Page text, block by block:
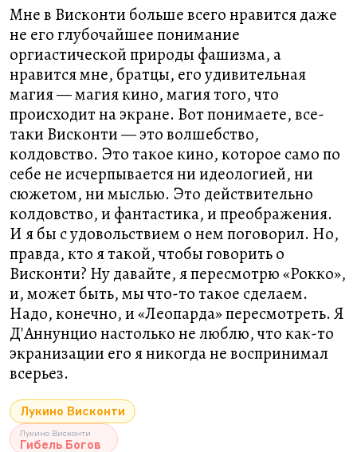
Мне в Висконти больше всего нравится даже
не его глубочайшее понимание
оргиастической природы фашизма, а
нравится мне, братцы, его удивительная
магия — магия кино, магия того, что
происходит на экране. Вот понимаете, все-
таки Висконти — это волшебство,
колдовство. Это такое кино, которое само по
себе не исчерпывается ни идеологией, ни
сюжетом, ни мыслью. Это действительно
колдовство, и фантастика, и преображения.
И я бы с удовольствием о нем поговорил. Но,
правда, кто я такой, чтобы говорить о
Висконти? Ну давайте, я пересмотрю «Рокко»,
и, может быть, мы что-то такое сделаем.
Надо, конечно, и «Леопарда» пересмотреть. Я
Д'Аннунцио настолько не люблю, что как-то
экранизации его я никогда не воспринимал
всерьез.
Лукино Висконти
Лукино Висконти
Гибель Богов